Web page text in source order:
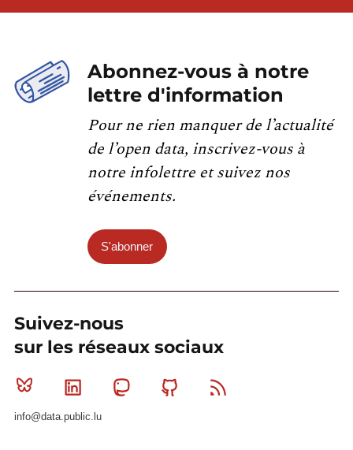
Abonnez-vous à notre
lettre d'information
Pour ne rien manquer de l’actualité
de l’open data, inscrivez-vous à
notre infolettre et suivez nos
événements.
S'abonner
Suivez-nous
sur les réseaux sociaux
Bluesky Linkedin MastodonGithub
info@data.public.lu